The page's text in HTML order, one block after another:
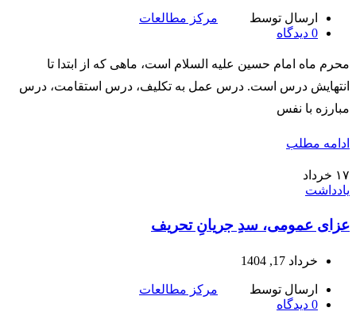
ارسال توسط
مرکز مطالعات
0 دیدگاه
محرم ماه امام حسین علیه السلام است، ماهی که از ابتدا تا
انتهایش درس است. درس عمل به تکلیف، درس استقامت، درس
مبارزه با نفس
ادامه مطلب
۱۷ خرداد
یادداشت
عزای عمومی، سدِ جریانِ تحریف
خرداد 17, 1404
ارسال توسط
مرکز مطالعات
0 دیدگاه